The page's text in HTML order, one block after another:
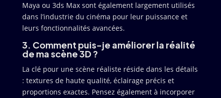
Maya ou 3ds Max sont également largement utilisés
dans l’industrie du cinéma pour leur puissance et
leurs fonctionnalités avancées.
3. Comment puis-je améliorer la réalité
de ma scène 3D ?
La clé pour une scène réaliste réside dans les détails
: textures de haute qualité, éclairage précis et
proportions exactes. Pensez également à incorporer